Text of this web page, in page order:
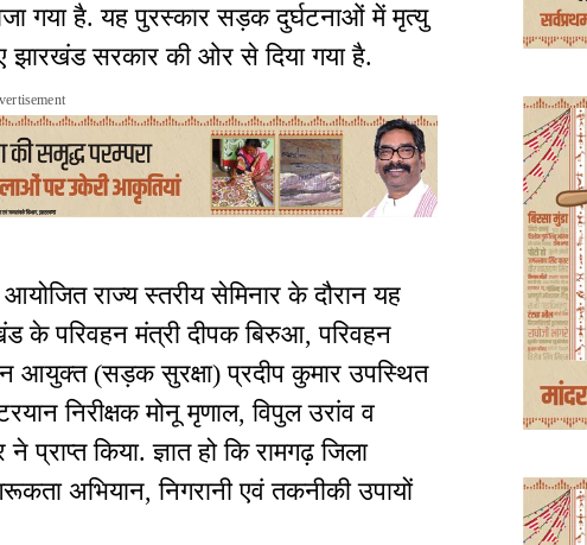
गया है. यह पुरस्कार सड़क दुर्घटनाओं में मृत्यु
झारखंड सरकार की ओर से दिया गया है.
राज्य स्तरीय सेमिनार के दौरान यह
के परिवहन मंत्री दीपक बिरुआ, परिवहन
आयुक्त (सड़क सुरक्षा) प्रदीप कुमार उपस्थित
निरीक्षक मोनू मृणाल, विपुल उरांव व
किया. ज्ञात हो कि रामगढ़ जिला
अभियान, निगरानी एवं तकनीकी उपायों